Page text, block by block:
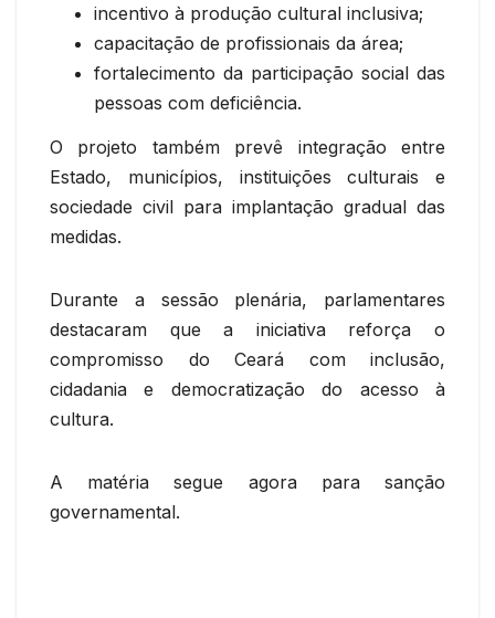
incentivo à produção cultural inclusiva;
capacitação de profissionais da área;
fortalecimento da participação social das
pessoas com deficiência.
O projeto também prevê integração entre
Estado, municípios, instituições culturais e
sociedade civil para implantação gradual das
medidas.
Durante a sessão plenária, parlamentares
destacaram que a iniciativa reforça o
compromisso do Ceará com inclusão,
cidadania e democratização do acesso à
cultura.
A matéria segue agora para sanção
governamental.